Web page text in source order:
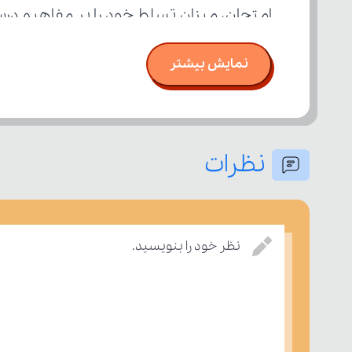
امتحان، میزان تسلط خود را بر مفاهیم
نمایش بیشتر
نظرات
نظر خود را بنویسید.